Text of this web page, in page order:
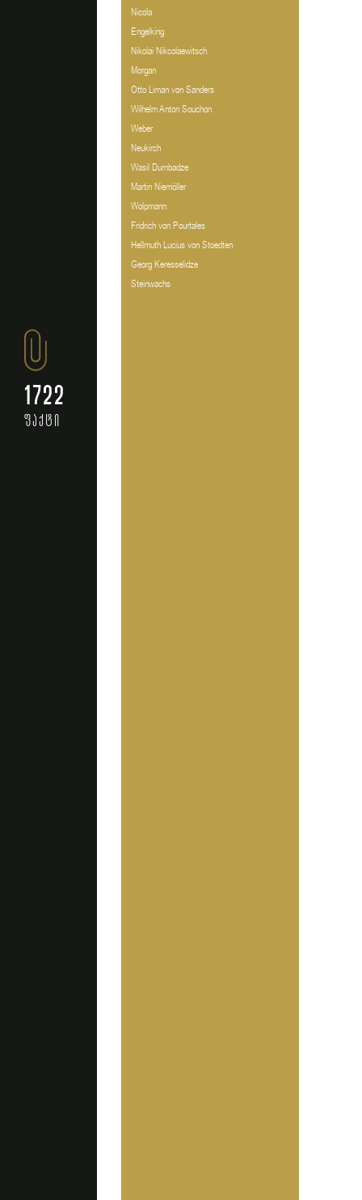
1722
ფაქტი
Nicola
Engelking
Nikolai Nikcolaewitsch
Morgan
Otto Liman von Sanders
Wilhelm Anton Souchon
Weber
Neukirch
Wasil Dumbadze
Martin Niemöller
Wolpmann
Fridrich von Pourtales
Hellmuth Lucius von Stoedten
Georg Keresselidze
Steinwachs